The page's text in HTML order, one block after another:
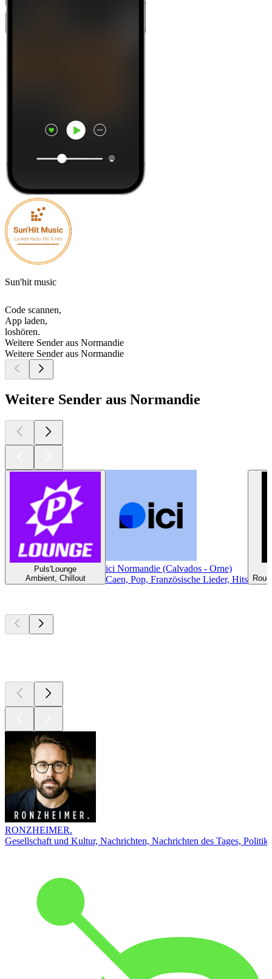
Sun'hit music
Code scannen,
App laden,
loshören.
Weitere Sender aus Normandie
Weitere Sender aus Normandie
Weitere Sender aus Normandie
Puls'Lounge
Ambient, Chillout
ici Normandie (Calvados - Orne)
Caen, Pop, Französische Lieder, Hits
RONZHEIMER.
Gesellschaft und Kultur, Nachrichten, Nachrichten des Tages, Politik